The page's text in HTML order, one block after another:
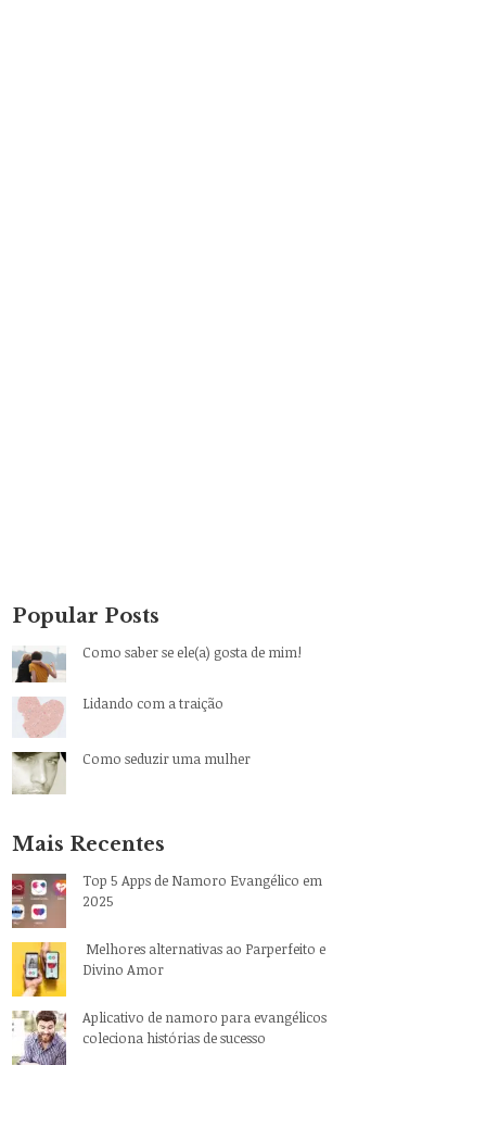
Popular Posts
Como saber se ele(a) gosta de mim!
Lidando com a traição
Como seduzir uma mulher
Mais Recentes
Top 5 Apps de Namoro Evangélico em
2025
Melhores alternativas ao Parperfeito e
Divino Amor
Aplicativo de namoro para evangélicos
coleciona histórias de sucesso